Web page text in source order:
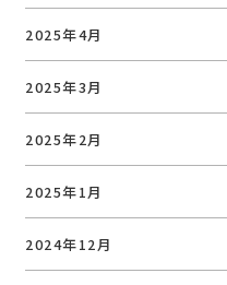
2025年4月
2025年3月
2025年2月
2025年1月
2024年12月